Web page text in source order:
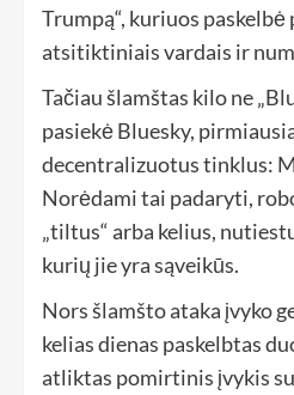
Trumpą“, kuriuos paskelbė
atsitiktiniais vardais ir
Tačiau šlamštas kilo ne
pasiekė Bluesky,
decentralizuotus tinklus:
Norėdami tai padaryti,
„tiltus“ arba kelius,
kurių jie yra sąveikūs.
Nors šlamšto ataka įvyko
kelias dienas paskelbtas
atliktas pomirtinis įvykis